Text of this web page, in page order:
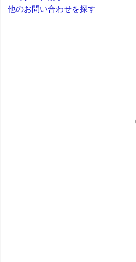
他のお問い合わせを探す